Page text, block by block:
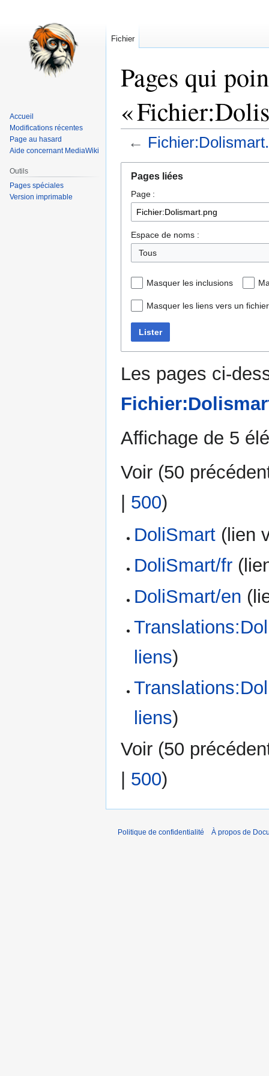
Pages qui
«
←
navigation
recherche
Pages liées
Page :
Espace de noms :
Tous
Masquer les inclusions
Masquer les liens vers un fichier
Lister
Les pages ci-
Affichage de 5
Voir (50
| 500)
DoliSmart (lien
DoliSmart/fr
DoliSmart/en
liens)
liens)
Voir (50
500)
Fichier
Accueil
Modifications récentes
Page au hasard
Aide concernant MediaWiki
Outils
Pages spéciales
Version imprimable
Politique de confidentialité À propos de